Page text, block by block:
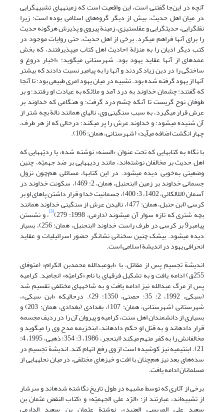
آنچه در این‌جا گفتنی است، این واقعیت است که زمینه‏های تشبیه‏گرایی
در میان اهل حدیث، بیش از دیگر گروه‌های اسلامی بوده است؛ زیرا
نقل‏گرایی، حدیث‏گرایی و عقل‏ستیزی، زمینة پیروی و پذیرش هرگونه حدیث
را برای آنها فراهم می‏کرد. برخی از اهل حدیث، حتی روایات موجود در
کتب دیگر ادیان را به ‌منزلة احادیث اهل کتاب می‏پذیرفتند، که بخش
عمده‏ای از آنها عقاید یهود بود. شهرستانی می‏گوید: «اخبار دروغ و
ساختگی را در دین زیاد کردند و آنها را به پیامبر نسبت دادند که بیشتر
آنها از یهود گرفته شده بود. تشبیه در میان یهود امری طبیعی بود؛ تا آنجا
که گفتند: چشمان خداوند به درد آمد و ملائکه به عیادت او رفتند؛ و بر
طوفان نوح گریست تا آنکه چشم درد گرفت؛ و هنگامی که خداوند بر
عرش قرار می‏گیرد، به سبب سنگینی وی، ناله‏ای همانند نالة بچه شتر از
آن شنیده می‏شود؛ و خداوند عرش را پر می‏کند؛ درحالی که از هر طرف،
چهار انگشت اضافه می‏آید» (شهرستانی، همان: 106).
با نگاه به کتاب‏هایی که تحت عنوان «السنه» نوشته شده، یا ردیّه‏هایی که
اهل حدیث بر مخالفان نوشته‌اند، مانند ردیه‏هایی بر ضد جهمیّه، چنین
وضعیتی به‌خوبی دیده می‏شود. در این کتاب‏ها، مسائلی هم‌چون نزول
جسمانی خداوند بر زمین (ابن‏حنبل، همان، 2: 469)، سکونت خداوند در
آسمان (اللالکائی، 1402، 3: 400)، جسمانیت خدا و قرار داشتن پاهای او بر
کرسی (ابن حنبل، همان: 477)، نالیدن عرش از سنگینی خداوند همانند
بچه شتری که تازه سوار آن می‏شوند (دارمی، 1998: 279) [3] ، و نشستن
پیامبر9 بر کرسی در طرف راست خداوند (ابن‏حنبل، همان: 256)، بسیار
دیده می‏شود. بی‏شک چنین سخنانی نشانگر حضور اسرائیلیات و عقاید
انحرافی یهود در اندیشة اسلامی است.
اندیشة تجسیم پس از مقاتل، با «ابوعبدالله محمدبن الکرام» (متوفای
255ق) ادامه یافت و به تشکیل فرقه‏ای با نام «کرامیّه» انجامید. کرامیه
پس از مرگ عبدالله نیز ادامه یافت و به شاخه‏های مختلفی تقسیم شد
(سبکی، 1992، 2: 35؛ حصنی، 1350: 29). درحالیکه «ابن سبکی»،
شهرستانی (شهرستانی، همان: 107)، بغدادی (بغدادی، همان: 203) و
بسیاری از دانشمندان اهل سنت، کرامیه و پیروان آن را در ردیف مجسمه
قرار داده‏اند و به قتل او حکم داده‏اند، ابن‏خزیمه مدح وی را می‏گوید و
مخالفانش را به کفر متهم می‏کند (ابن‏حجر، 1986، 3: 354؛ ذهبی، 1995، 4:
21). ابن‏تیمیه نیز کوشیده است از وی رفع اتهام کند. اندیشة تجسیم در
سده‌های بعد نیز هم‌چنان با افت و خیزهای مختلفی، در میان نحله‏هایی از
مسلمانان ادامه یافت.
برخی از آثاری که توسط مشبهه در طول تاریخ نگاشته شده‏اند و سرشار
از تشبیه‌اند، عبارتند از: «الرّد علی الجهمیّه» و «کتاب النقض عثمان بن